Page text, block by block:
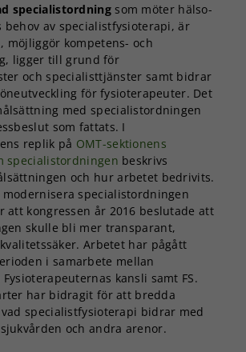
specialistordningsom möter hälso-
behov av specialistfysioterapi, är
möjliggör kompetens- och
ligger till grund för
och specialisttjänster samt bidrar
för fysioterapeuter. Det
med specialistordningen
som fattats. I
replik på OMT-sektionens
specialistordningen beskrivs
och hur arbetet bedrivits.
specialistordningen
att kongressen år 2016 beslutade att
skulle bli mer transparant,
Arbetet har pågått
i samarbete mellan
kansli samt FS.
har bidragit för att bredda
specialistfysioterapi bidrar med
och andra arenor.